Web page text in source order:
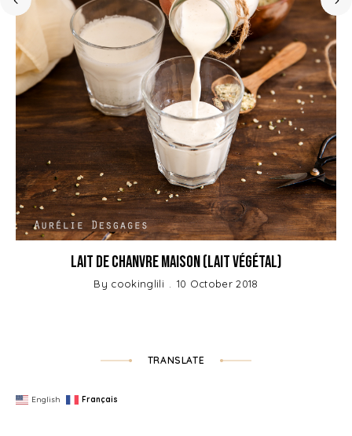
Lait de chanvre maison (lait végétal)
By cookinglili 10 October 2018
TRANSLATE
English Français